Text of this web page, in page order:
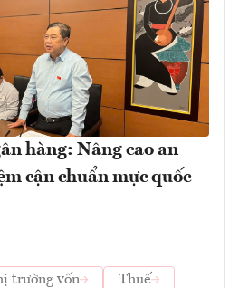
hàng: Nâng cao an
cận chuẩn mực quốc
trường vốn
Thuế